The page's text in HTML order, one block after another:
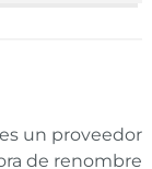
es un proveedor
de renombre